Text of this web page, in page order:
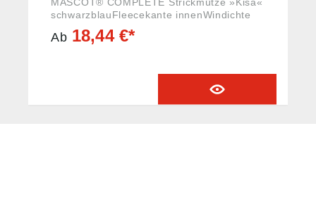
schwarzblauFleecekante innenWindichte
Membrane
Ab 18,44 €*